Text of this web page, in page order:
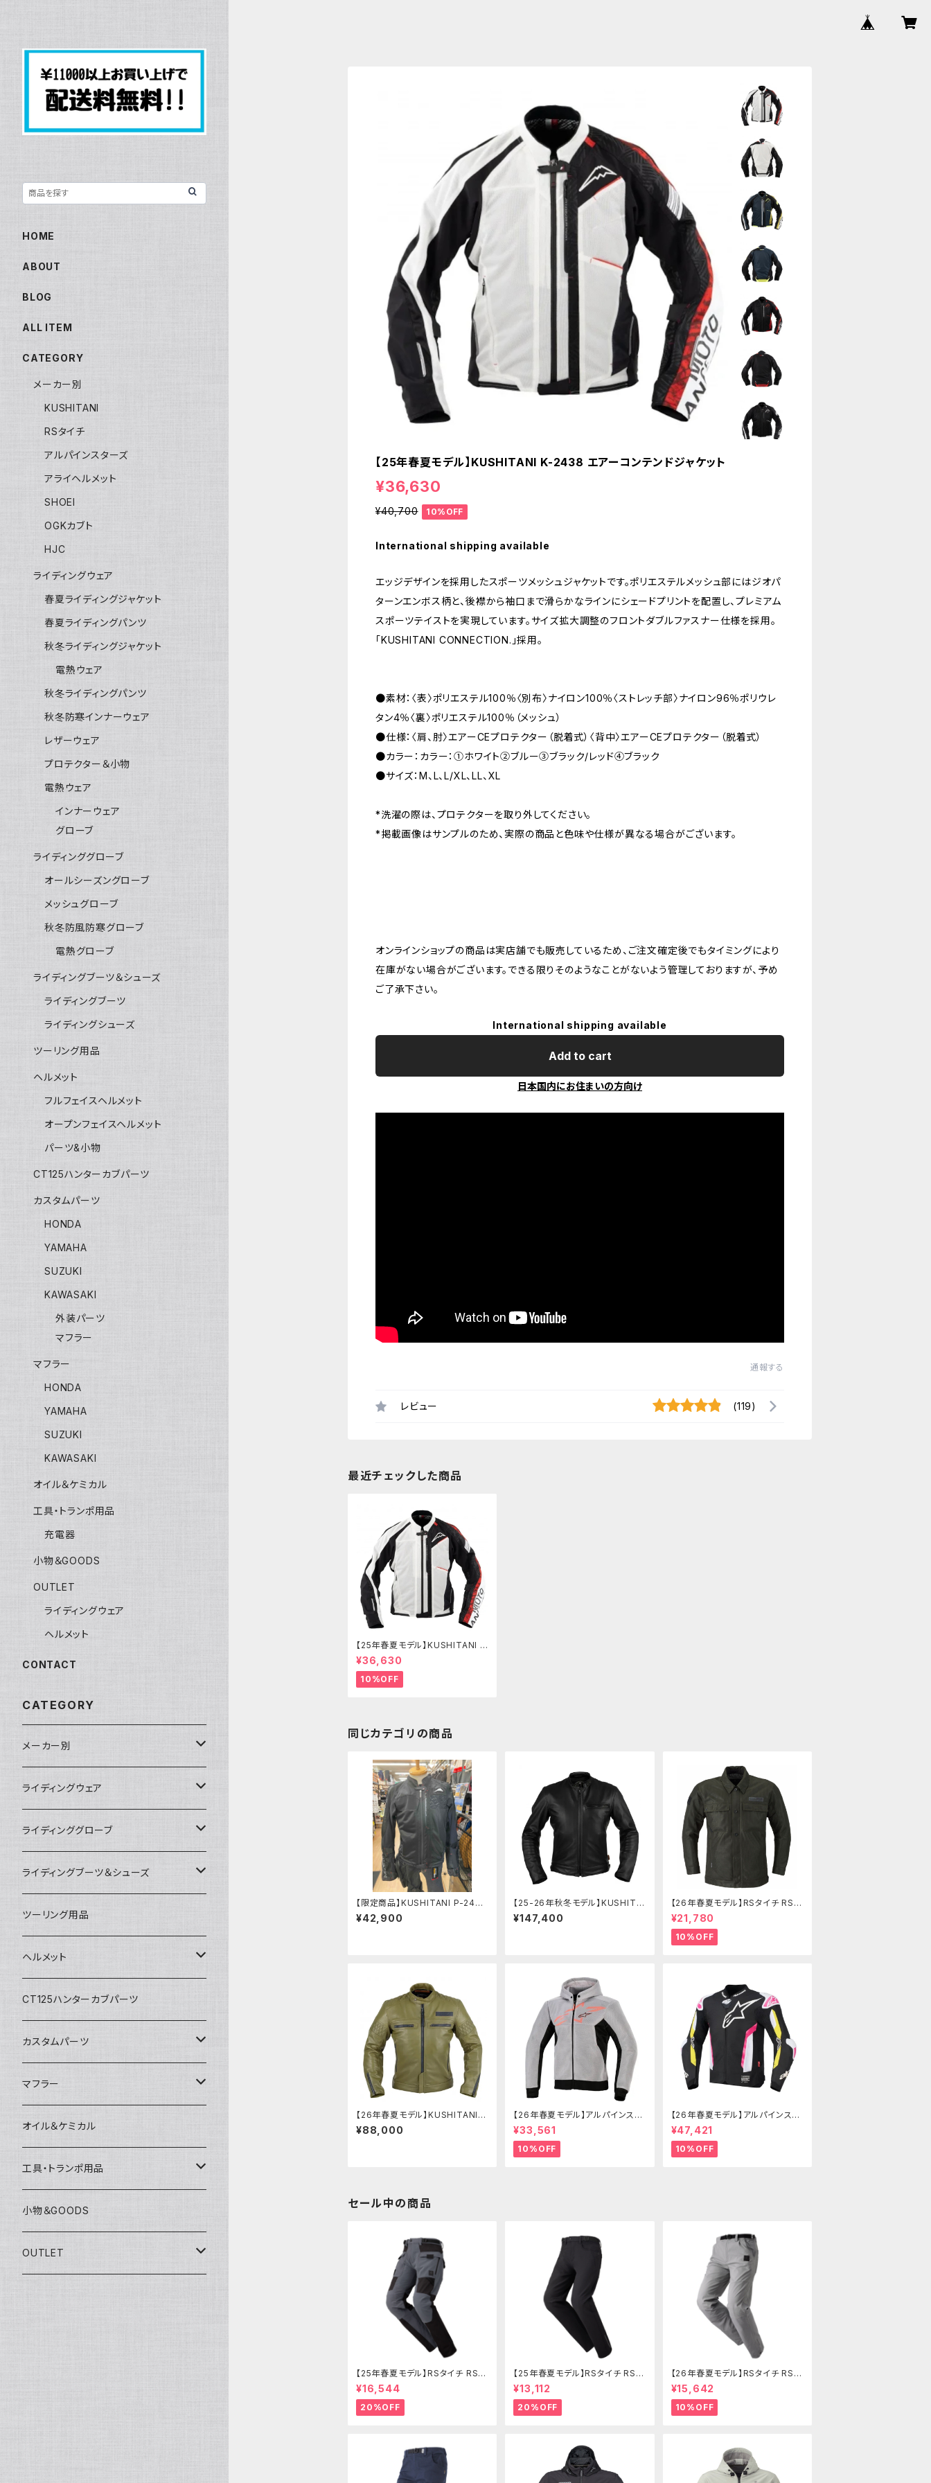
【25年春夏モデル】KUSHITANI K-2438 エアーコンテンドジャケット
¥36,630
¥40,700 10%OFF
International shipping available
エッジデザインを採用したスポーツメッシュジャケットです。ポリエステルメッシュ部にはジオパ
ターンエンボス柄と、後襟から袖口まで滑らかなラインにシェードプリントを配置し、プレミアム
スポーツテイストを実現しています。サイズ拡大調整のフロントダブルファスナー仕様を採用。
「KUSHITANI CONNECTION.」採用。
●素材：〈表〉ポリエステル100％〈別布〉ナイロン100％〈ストレッチ部〉ナイロン96％ポリウレ
タン4％〈裏〉ポリエステル100％（メッシュ）
●仕様：〈肩、肘〉エアーCEプロテクター（脱着式）〈背中〉エアーCEプロテクター（脱着式）
●カラー：カラー：①ホワイト②ブルー③ブラック/レッド④ブラック
●サイズ：M、L、L/XL、LL、XL
*洗濯の際は、プロテクターを取り外してください。
*掲載画像はサンプルのため、実際の商品と色味や仕様が異なる場合がございます。
オンラインショップの商品は実店舗でも販売しているため、ご注文確定後でもタイミングにより
在庫がない場合がございます。できる限りそのようなことがないよう管理しておりますが、予め
ご了承下さい。
International shipping available
Add to cart
日本国内にお住まいの方向け
通報する
レビュー (119)
最近チェックした商品
【25年春夏モデル】KUSHITANI K
-2438 エアーコンテンドジャケッ
ト
¥36,630
10%OFF
同じカテゴリの商品
【限定商品】KUSHITANI P-2454
T エアーコンテンドジャケット
¥42,900
【25-26年秋冬モデル】KUSHITA
NI K-0728Z シングルジャケット
¥147,400
【26年春夏モデル】RSタイチ RSJ
353 マイルズエアージャケット
¥21,780
10%OFF
【26年春夏モデル】KUSHITANI K
-0731 アーカナレザーブリーズジ
ャケット
¥88,000
【26年春夏モデル】アルパインスタ
ーズ CHROME SUPERAIRFLO
W HOODIE
¥33,561
10%OFF
【26年春夏モデル】アルパインスタ
ーズ T-SUPERTECH AIR JACK
ET
¥47,421
10%OFF
セール中の商品
【25年春夏モデル】RSタイチ RSY
272 クイックドライメッシュパンツ
¥16,544
20%OFF
【25年春夏モデル】RSタイチ RSY
271 クイックドライストレートパン
ツ
¥13,112
20%OFF
【26年春夏モデル】RSタイチ RSY
273 コーデュラライトエアーパン
ツ
¥15,642
10%OFF
HOME
ABOUT
BLOG
ALL ITEM
CATEGORY
メーカー別
KUSHITANI
RSタイチ
アルパインスターズ
アライヘルメット
SHOEI
OGKカブト
HJC
ライディングウェア
春夏ライディングジャケット
春夏ライディングパンツ
秋冬ライディングジャケット
電熱ウェア
秋冬ライディングパンツ
秋冬防寒インナーウェア
レザーウェア
プロテクター＆小物
電熱ウェア
インナーウェア
グローブ
ライディンググローブ
オールシーズングローブ
メッシュグローブ
秋冬防風防寒グローブ
電熱グローブ
ライディングブーツ＆シューズ
ライディングブーツ
ライディングシューズ
ツーリング用品
ヘルメット
フルフェイスヘルメット
オープンフェイスヘルメット
パーツ&小物
CT125ハンターカブパーツ
カスタムパーツ
HONDA
YAMAHA
SUZUKI
KAWASAKI
外装パーツ
マフラー
マフラー
HONDA
YAMAHA
SUZUKI
KAWASAKI
オイル＆ケミカル
工具・トランポ用品
充電器
小物＆GOODS
OUTLET
ライディングウェア
ヘルメット
CONTACT
CATEGORY
メーカー別
KUSHITANI
RSタイチ
アルパインスターズ
アライヘルメット
SHOEI
OGKカブト
HJC
ライディングウェア
春夏ライディングジャケット
春夏ライディングパンツ
秋冬ライディングジャケット
電熱ウェア
秋冬ライディングパンツ
秋冬防寒インナーウェア
レザーウェア
プロテクター＆小物
電熱ウェア
インナーウェア
グローブ
ライディンググローブ
オールシーズングローブ
メッシュグローブ
秋冬防風防寒グローブ
電熱グローブ
ライディングブーツ＆シューズ
ライディングブーツ
ライディングシューズ
ツーリング用品
ヘルメット
フルフェイスヘルメット
オープンフェイスヘルメット
パーツ&小物
CT125ハンターカブパーツ
カスタムパーツ
HONDA
YAMAHA
SUZUKI
KAWASAKI
外装パーツ
マフラー
HONDA
YAMAHA
SUZUKI
KAWASAKI
オイル＆ケミカル
工具・トランポ用品
充電器
小物＆GOODS
OUTLET